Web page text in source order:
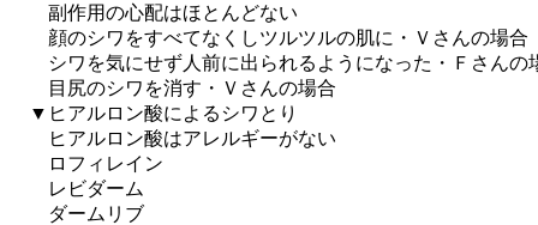
副作用の心配はほとんどない
顔のシワをすべてなくしツルツルの肌に・Ｖさんの場合
シワを気にせず人前に出られるようになった・Ｆさんの
目尻のシワを消す・Ｖさんの場合
▼ヒアルロン酸によるシワとり
ヒアルロン酸はアレルギーがない
ロフィレイン
レビダーム
ダームリブ